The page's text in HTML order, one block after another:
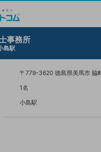
事務所
島駅
〒779-3620 徳島県美馬市 脇
1名
小島駅